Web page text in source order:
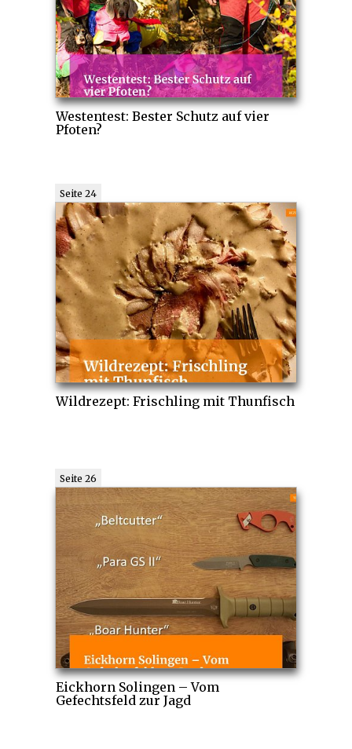
Westentest: Bester Schutz auf vier
Pfoten?
Seite 24
Wildrezept: Frischling mit Thunfisch
Seite 26
Eickhorn Solingen – Vom
Gefechtsfeld zur Jagd